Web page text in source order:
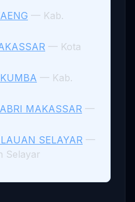
— Kab.
— Kota
— Kab.
MAKASSAR —
SELAYAR —
Selayar